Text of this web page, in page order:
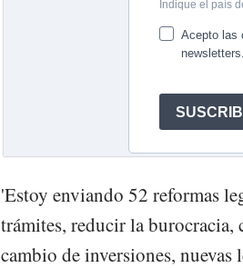
'Estoy enviando 52 reformas
trámites, reducir la burocracia,
cambio de inversiones,